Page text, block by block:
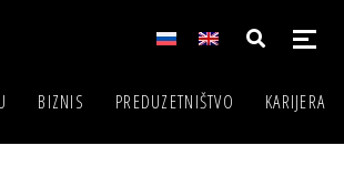
BIZNIS PREDUZETNIŠTVO KARIJERA